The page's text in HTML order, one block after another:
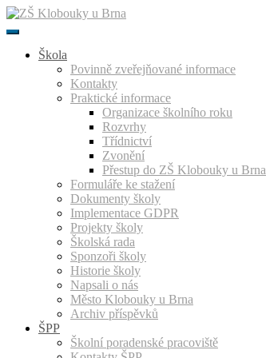
Přeskočit
k
Škola
Povinně zveřejňované informace
Kontakty
Praktické informace
Organizace školního roku
Rozvrhy
Třídnictví
Zvonění
Přestup do ZŠ Klobouky u Brna
Formuláře ke stažení
Dokumenty školy
Implementace GDPR
Projekty školy
Školská rada
Sponzoři školy
Historie školy
Napsali o nás
Město Klobouky u Brna
Archiv příspěvků
ŠPP
Školní poradenské pracoviště